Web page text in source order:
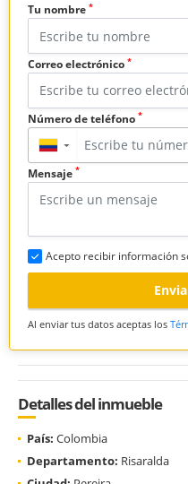
Tu nombre *
Correo electrónico *
Número de teléfono *
▼
Mensaje *
Acepto recibir información
Al enviar tus datos aceptas los
Detalles del inmueble
País: Colombia
Departamento: Risaralda